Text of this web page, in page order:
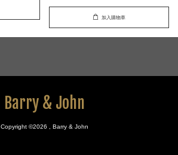
加入購物車
Barry & John
Copyright ©2026 , Barry & John